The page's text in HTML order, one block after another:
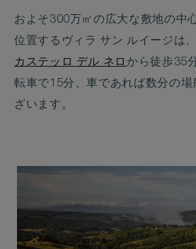
およそ300万㎡の広大な敷地の中
位置するヴィラ サン ルイージは、
カステッロ デル ネロから徒歩35
転車で15分、車であれば数分の場
ざいます。